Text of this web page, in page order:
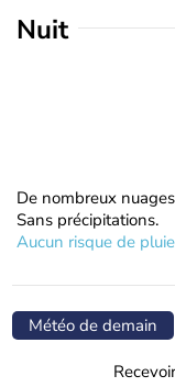
Nuit
De nombreux
Sans précipitations.
Aucun risque de pluie
Météo de demain